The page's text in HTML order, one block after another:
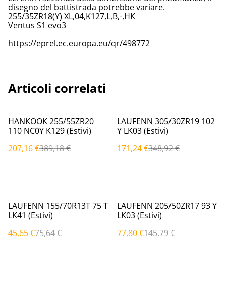
disegno del battistrada potrebbe variare.
255/35ZR18(Y) XL,04,K127,L,B,-,HK
Ventus S1 evo3
https://eprel.ec.europa.eu/qr/498772
Articoli correlati
%
HANKOOK 255/55ZR20
110 NC0Y K129 (Estivi)
207,16 €389,18 €
%
LAUFENN 305/30ZR19 102
Y LK03 (Estivi)
171,24 €348,92 €
%
LAUFENN 155/70R13T 75 T
LK41 (Estivi)
45,65 €75,64 €
%
LAUFENN 205/50ZR17 93 Y
LK03 (Estivi)
77,80 €145,79 €